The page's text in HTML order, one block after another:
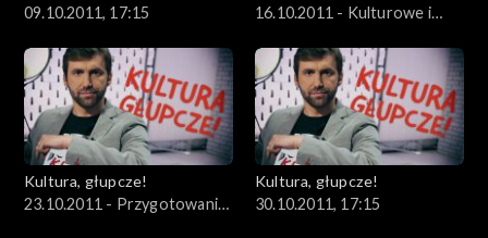
09.10.2011, 17:15
16.10.2011 - Kulturowe i
marihuany
Kultura, głupcze!
23.10.2011 - Przygotowania
Kultura, głupcze!
30.10.2011, 17:15